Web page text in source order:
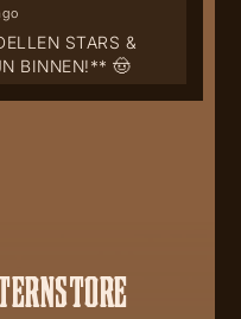
STARS &
BINNEN!** 🤠